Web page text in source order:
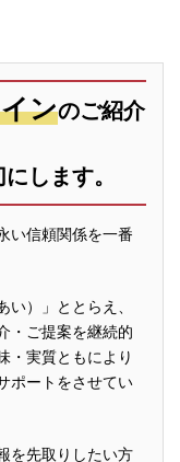
ンのご紹介
します。
い信頼関係を一番
い）」ととらえ、
・ご提案を継続的
・実質ともにより
ポートをさせてい
を先取りしたい方